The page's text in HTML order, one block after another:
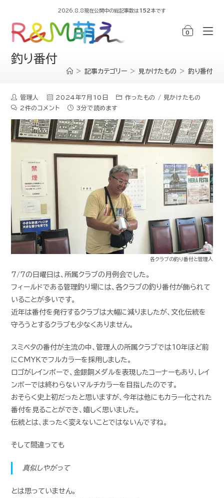
2026.8.8現在公開中の総記事数は 152 本です
0
釣り番付
> 記事カテゴリー > 見かけたもの > 釣り番付
管理人 2024年7月10日 作ったもの / 見かけたもの
2件のコメント
3分で読めます
各クラブの釣り番付と管理人
7/7の日曜日は、所属クラブの月例会でした。
フィールドである管理釣り場には、各クラブの釣り番付が飾られて
いることが多いです。
近年は番付を発行するクラブは大幅に減りましたが、文化伝統を
守ろうとするクラブも少なくありません。
スミベタの番付が主流の中、管理人の所属クラブでは10年ほど前
にCMYKでフルカラーを採用しました。
ロゴがレインボーで、金銀銅メダルを表現したコーナーもあり、レイ
ンボーでは終わらないマルチカラーを目指したのです。
おそらく史上初だったと思いますが、今年は他にもカラー化された
番付を見ることができ、嬉しく思いました。
伝統とは、まったく変えないことではないんですね。
そして間違っても
真似しやがって
とは思っていません。